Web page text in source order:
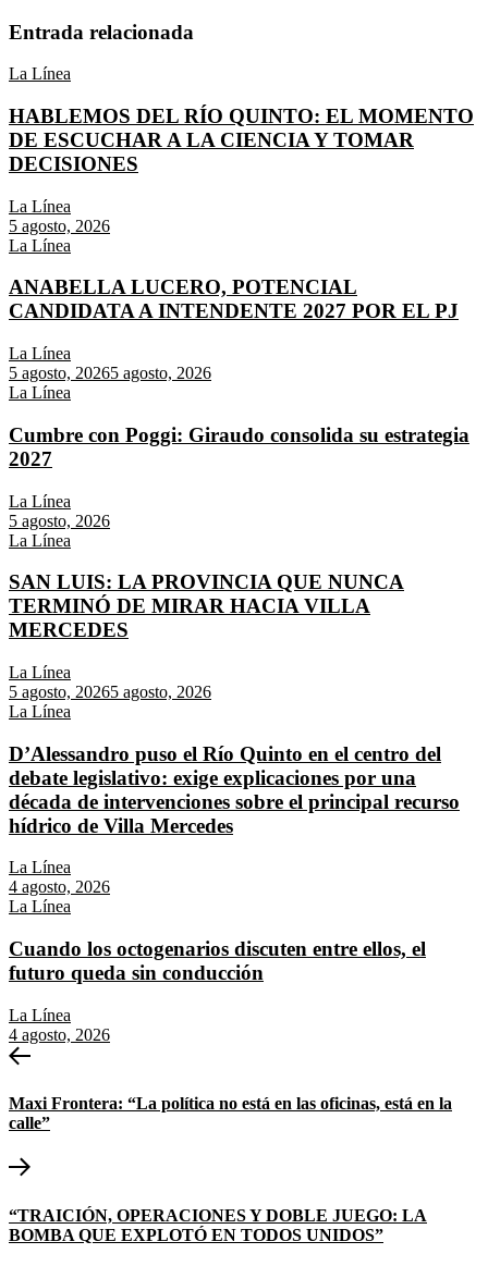
Entrada relacionada
La Línea
HABLEMOS DEL RÍO QUINTO: EL MOMENTO
DE ESCUCHAR A LA CIENCIA Y TOMAR
DECISIONES
La Línea
5 agosto, 2026
La Línea
ANABELLA LUCERO, POTENCIAL
CANDIDATA A INTENDENTE 2027 POR EL PJ
La Línea
5 agosto, 20265 agosto, 2026
La Línea
Cumbre con Poggi: Giraudo consolida su estrategia
2027
La Línea
5 agosto, 2026
La Línea
SAN LUIS: LA PROVINCIA QUE NUNCA
TERMINÓ DE MIRAR HACIA VILLA
MERCEDES
La Línea
5 agosto, 20265 agosto, 2026
La Línea
D’Alessandro puso el Río Quinto en el centro del
debate legislativo: exige explicaciones por una
década de intervenciones sobre el principal recurso
hídrico de Villa Mercedes
La Línea
4 agosto, 2026
La Línea
Cuando los octogenarios discuten entre ellos, el
futuro queda sin conducción
La Línea
4 agosto, 2026
Navegación
entradas
Entrada
Maxi Frontera: “La política no está en las oficinas, está en la
calle”
Entrada
“TRAICIÓN, OPERACIONES Y DOBLE JUEGO: LA
BOMBA QUE EXPLOTÓ EN TODOS UNIDOS”